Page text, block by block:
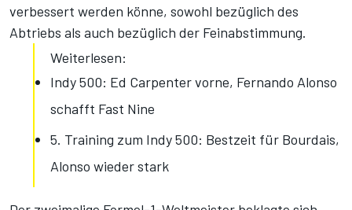
verbessert werden könne, sowohl bezüglich des
Abtriebs als auch bezüglich der Feinabstimmung.
Weiterlesen:
Indy 500: Ed Carpenter vorne, Fernando Alonso
schafft Fast Nine
5. Training zum Indy 500: Bestzeit für Bourdais,
Alonso wieder stark